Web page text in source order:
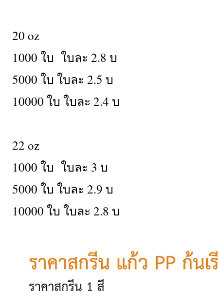
20 oz
1000 ใบ ใบละ 2.8 บ
5000 ใบ ใบละ 2.5 บ
10000 ใบ ใบละ 2.4 บ
22 oz
1000 ใบ ใบละ 3 บ
5000 ใบ ใบละ 2.9 บ
10000 ใบ ใบละ 2.8 บ